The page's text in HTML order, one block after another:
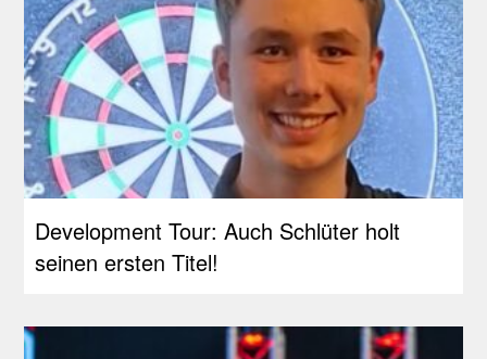
Development Tour: Auch Schlüter holt
seinen ersten Titel!